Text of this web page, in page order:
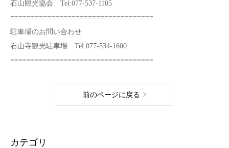
石山観光協会 Tel:077-537-1105
===================================
駐車場のお問い合わせ
石山寺観光駐車場 Tel:077-534-1600
===================================
前のページに戻る
カテゴリ